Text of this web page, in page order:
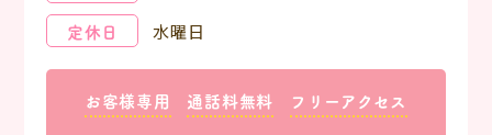
定休日
水曜日
お客様専用 通話料無料 フリーアクセス